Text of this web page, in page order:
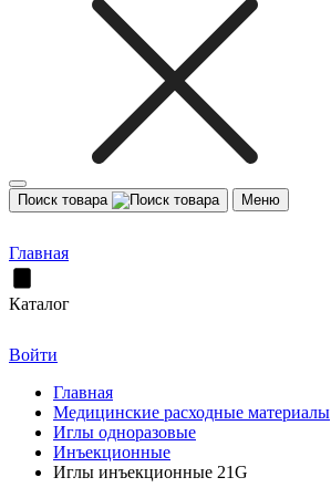
Поиск товара Меню
Главная
Каталог
Войти
Главная
Медицинские расходные материалы
Иглы одноразовые
Инъекционные
Иглы инъекционные 21G